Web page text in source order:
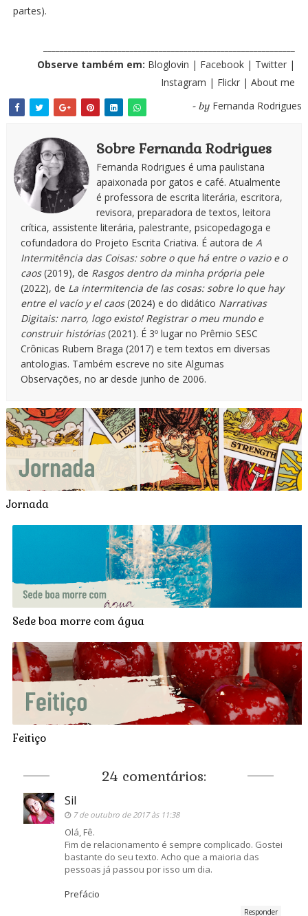
partes).
Observe também em: Bloglovin | Facebook | Twitter |
Instagram | Flickr |About me
- by Fernanda Rodrigues
Sobre Fernanda Rodrigues
Fernanda Rodrigues é uma paulistana
apaixonada por gatos e café. Atualmente
é professora de escrita literária, escritora,
revisora, preparadora de textos, leitora
crítica, assistente literária, palestrante, psicopedagoga e
cofundadora do Projeto Escrita Criativa. É autora de A
Intermitência das Coisas: sobre o que há entre o vazio e o
caos(2019), de Rasgos dentro da minha própria pele
(2022), de La intermitencia de las cosas: sobre lo que hay
entre el vacío y el caos(2024) e do didático Narrativas
Digitais: narro, logo existo! Registrar o meu mundo e
construir histórias(2021). É 3º lugar no Prêmio SESC
Crônicas Rubem Braga (2017) e tem textos em diversas
antologias. Também escreve no site Algumas
Observações, no ar desde junho de 2006.
Jornada
Sede boa morre com água
Feitiço
24 comentários:
Sil
7 de outubro de 2017 às 11:38
Olá, Fê.
Fim de relacionamento é sempre complicado. Gostei
bastante do seu texto. Acho que a maioria das
pessoas já passou por isso um dia.
Prefácio
Responder